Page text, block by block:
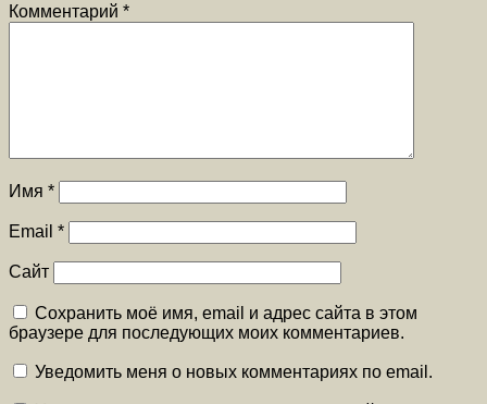
Комментарий *
Имя *
Email *
Сайт
Сохранить моё имя, email и адрес сайта в этом
браузере для последующих моих комментариев.
Уведомить меня о новых комментариях по email.